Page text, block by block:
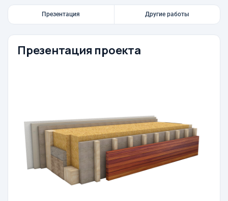
Презентация Другие работы
Презентация проекта